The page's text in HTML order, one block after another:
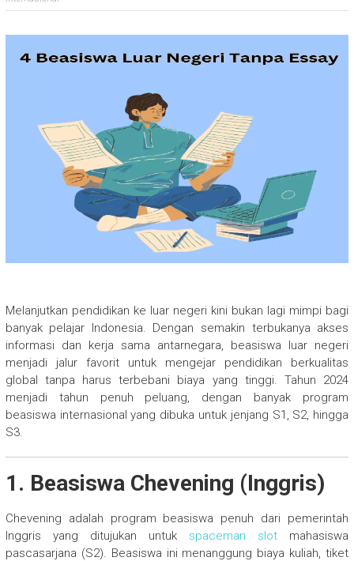
Melanjutkan pendidikan ke luar negeri kini bukan lagi mimpi bagi
banyak pelajar Indonesia. Dengan semakin terbukanya akses
informasi dan kerja sama antarnegara, beasiswa luar negeri
menjadi jalur favorit untuk mengejar pendidikan berkualitas
global tanpa harus terbebani biaya yang tinggi. Tahun 2024
menjadi tahun penuh peluang, dengan banyak program
beasiswa internasional yang dibuka untuk jenjang S1, S2, hingga
S3.
1. Beasiswa Chevening (Inggris)
Chevening adalah program beasiswa penuh dari pemerintah
Inggris yang ditujukan untuk spaceman slot mahasiswa
pascasarjana (S2). Beasiswa ini menanggung biaya kuliah, tiket